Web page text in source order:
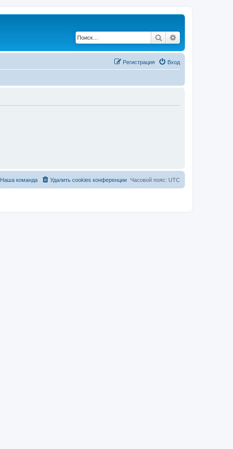
Поиск
Вход
Регистрация
Часовой пояс: UTC
Удалить cookies конференции
Наша команда